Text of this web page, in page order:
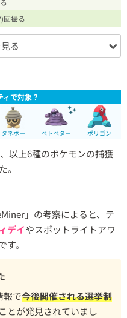
回撮る
る
で対象？
タネボー ベトベター ポリゴン
以上6種のポケモンの捕獲
。
」の考察によると、テ
デイやスポットライトアワ
。
報で今後開催される選挙制
とが発見されていまし